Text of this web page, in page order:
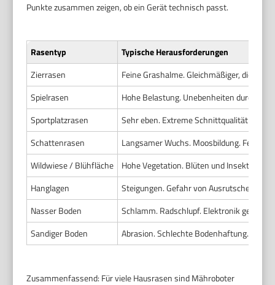
Punkte zusammen zeigen, ob ein Gerät technisch passt.
Rasentyp
Typische Herausforderungen
Zierrasen
Feine Grashalme. Gleichmäßiger, dichter
Spielrasen
Hohe Belastung. Unebenheiten durch
Sportplatzrasen
Sehr eben. Extreme Schnittqualität
Schattenrasen
Langsamer Wuchs. Moosbildung. Feuchte
Wildwiese / Blühfläche
Hohe Vegetation. Blüten und Insekten.
Hanglagen
Steigungen. Gefahr von Ausrutschen.
Nasser Boden
Schlamm. Radschlupf. Elektronik
Sandiger Boden
Abrasion. Schlechte Bodenhaftung.
Zusammenfassend: Für viele Hausrasen sind Mähroboter